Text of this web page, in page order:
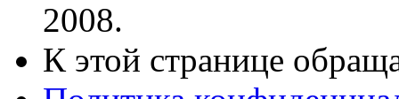
2008.
К этой странице